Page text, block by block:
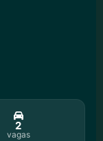
2
vagas